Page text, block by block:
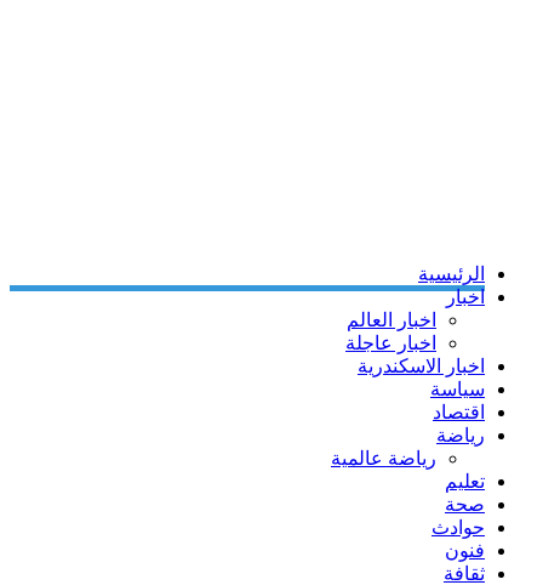
الرئيسية
اخبار
اخبار العالم
اخبار عاجلة
اخبار الاسكندرية
سياسة
اقتصاد
رياضة
رياضة عالمية
تعليم
صحة
حوادث
فنون
ثقافة